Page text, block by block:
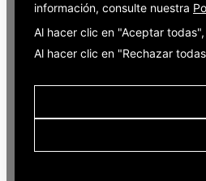
información, consulte nuestra
Al hacer clic en "Aceptar
Al hacer clic en "Rechazar